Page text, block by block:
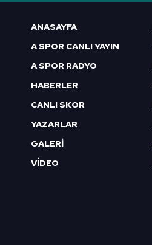
ANASAYFA
A SPOR CANLI YAYIN
A SPOR RADYO
HABERLER
CANLI SKOR
YAZARLAR
GALERİ
VİDEO